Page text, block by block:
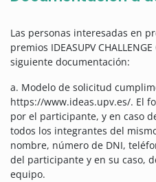
Las personas interesadas en
premios IDEASUPV
siguiente documentación:
a. Modelo de solicitud
https://www.ideas.upv.es/. El
por el participante, y en caso
todos los integrantes del
nombre, número de DNI,
del participante y en su caso,
equipo.